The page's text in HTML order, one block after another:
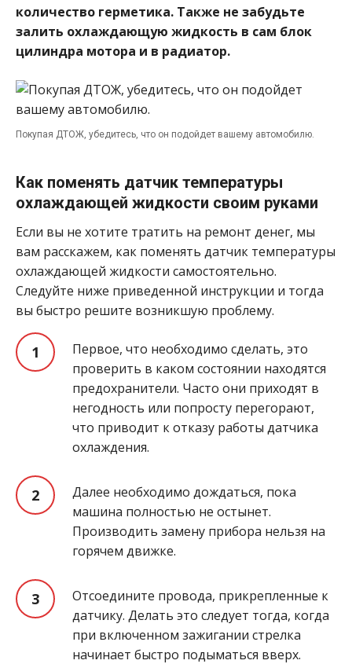
количество герметика. Также не забудьте
залить охлаждающую жидкость в сам блок
цилиндра мотора и в радиатор.
Покупая ДТОЖ, убедитесь, что он подойдет вашему автомобилю.
Как поменять датчик температуры
охлаждающей жидкости своим руками
Если вы не хотите тратить на ремонт денег, мы
вам расскажем, как поменять датчик температуры
охлаждающей жидкости самостоятельно.
Следуйте ниже приведенной инструкции и тогда
вы быстро решите возникшую проблему.
Первое, что необходимо сделать, это
проверить в каком состоянии находятся
предохранители. Часто они приходят в
негодность или попросту перегорают,
что приводит к отказу работы датчика
охлаждения.
Далее необходимо дождаться, пока
машина полностью не остынет.
Производить замену прибора нельзя на
горячем движке.
Отсоедините провода, прикрепленные к
датчику. Делать это следует тогда, когда
при включенном зажигании стрелка
начинает быстро подыматься вверх.